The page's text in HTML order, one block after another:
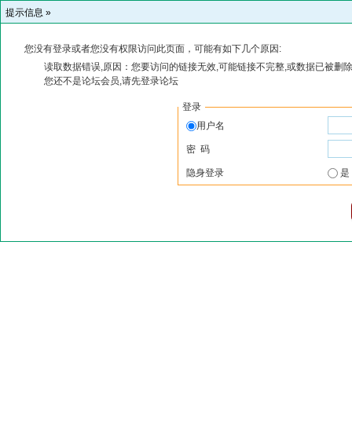
提示信息 »
您没有登录或者您没有权限访问此页面，可能有如下几个原因:
读取数据错误,原因：您要访问的链接无效,可能链接不完整,或数据已被删
您还不是论坛会员,请先登录论坛
登录
用户名
密 码
隐身登录